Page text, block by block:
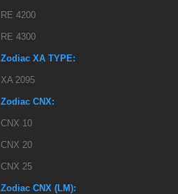
RE 4200
RE 4300
Zodiac XA TYPE:
XA 2095
Zodiac CNX:
CNX 10
CNX 20
CNX 25
Zodiac CNX (LM):